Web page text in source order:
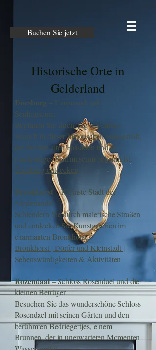
Buchen Sie jetzt
Historische Orte in
Gelderland
Doesburg – Hansestadt mit
Senfmuseum
Beginnen Sie Ihren Tag mit einem
Brunch in dieser historischen Hansestadt,
die für ihre alten Fassaden und ihr
einzigartiges Senfmuseum bekannt ist.
Doesburg entdecken
Bronkhorst– Kleinste Stadt der
Niederlande
Schlendern Sie durch malerische Straßen
und entdecken Sie Kunstgalerien im
charmanten Bronkhorst.
Bronkhorst | Dörfer und Kleinstadt |
Sehenswürdigkeiten & Aktivitäten
Rozendaal– Schloss Rosendael und die
kleinen Betrüger
Besuchen Sie das wunderschöne Schloss
Rosendael mit seinen Gärten und den
berühmten Bedriegertjes, einem
Brunnen, der in unerwarteten Momenten